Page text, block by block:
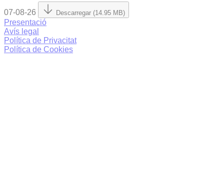
07-08-26 Descarregar (14.95 MB)
Presentació
Avís legal
Política de Privacitat
Política de Cookies